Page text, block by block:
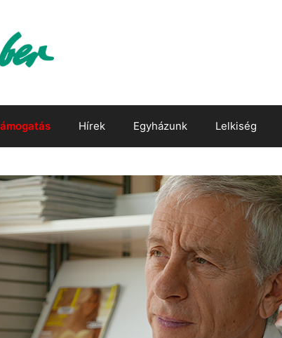
Hírek Egyházunk Lelkiség